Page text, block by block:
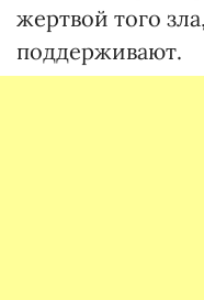
жертвой того
поддерживают.